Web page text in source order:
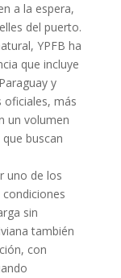
a la espera,
del puerto.
YPFB ha
que incluye
y
oficiales, más
un volumen
buscan
uno de los
sin
también
con